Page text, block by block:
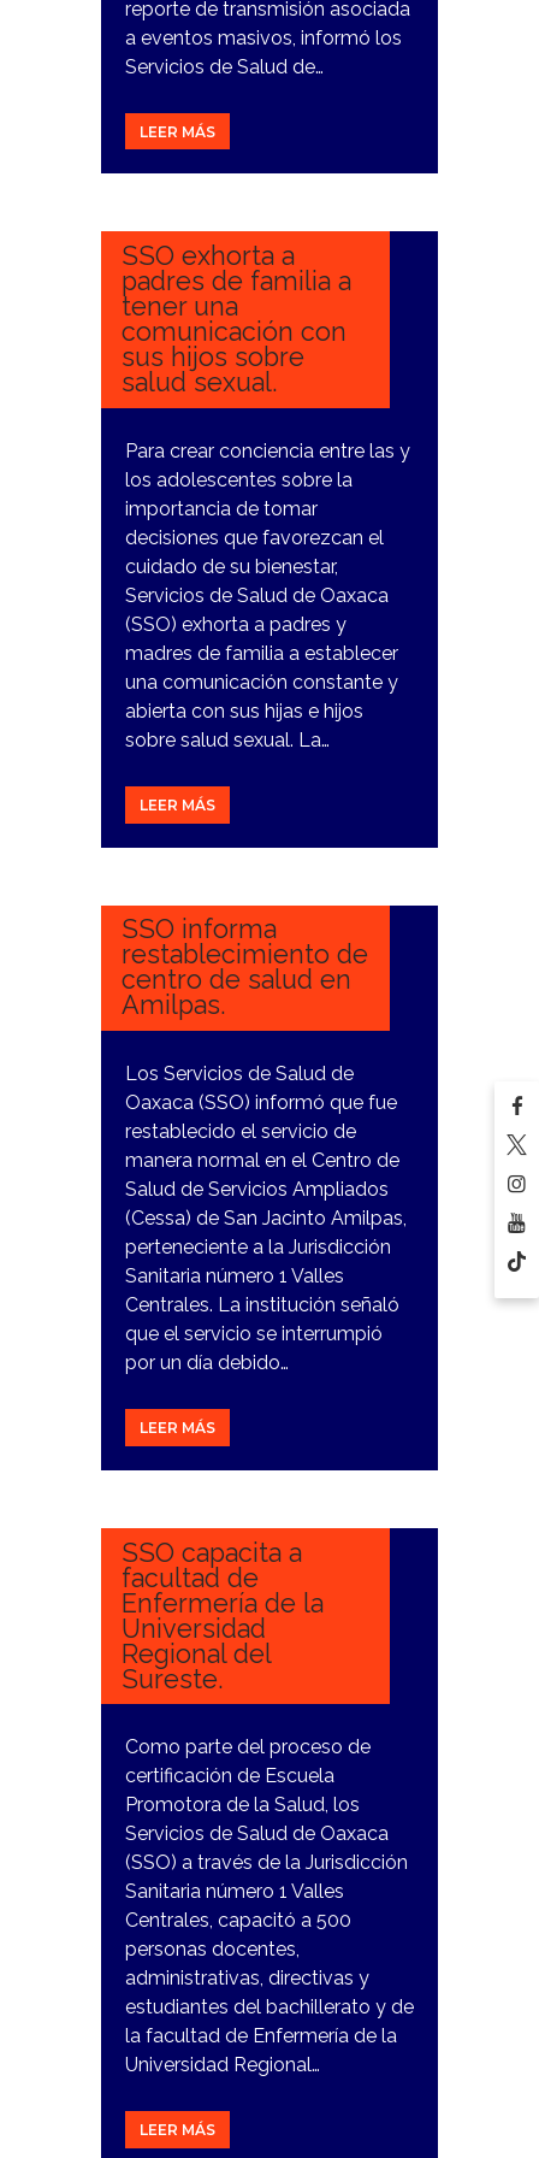
reporte de transmisión asociada
a eventos masivos, informó los
Servicios de Salud de…
LEER MÁS
14
SSO exhorta a
padres de familia a
tener una
comunicación con
sus hijos sobre
salud sexual.
Para crear conciencia entre las y
los adolescentes sobre la
importancia de tomar
decisiones que favorezcan el
cuidado de su bienestar,
Servicios de Salud de Oaxaca
(SSO) exhorta a padres y
madres de familia a establecer
una comunicación constante y
abierta con sus hijas e hijos
sobre salud sexual. La…
LEER MÁS
14
SSO informa
restablecimiento de
centro de salud en
Amilpas.
Los Servicios de Salud de
Oaxaca (SSO) informó que fue
restablecido el servicio de
manera normal en el Centro de
Salud de Servicios Ampliados
(Cessa) de San Jacinto Amilpas,
perteneciente a la Jurisdicción
Sanitaria número 1 Valles
Centrales. La institución señaló
que el servicio se interrumpió
por un día debido…
LEER MÁS
8
SSO capacita a
facultad de
Enfermería de la
Universidad
Regional del
Sureste.
Como parte del proceso de
certificación de Escuela
Promotora de la Salud, los
Servicios de Salud de Oaxaca
(SSO) a través de la Jurisdicción
Sanitaria número 1 Valles
Centrales, capacitó a 500
personas docentes,
administrativas, directivas y
estudiantes del bachillerato y de
la facultad de Enfermería de la
Universidad Regional…
LEER MÁS